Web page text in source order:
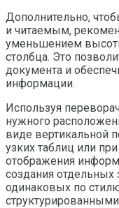
Дополнительно,
и читаемым,
уменьшением
столбца. Это
документа и
информации.
Используя
нужного
виде вертикальной
узких таблиц или
отображения
создания отдельных
одинаковых по